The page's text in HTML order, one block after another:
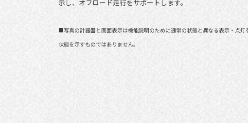
示し、オフロード走行をサポートします。
■写真の計器盤と画面表示は機能説明のために通常の状態と異なる表示・点灯
状態を示すものではありません。